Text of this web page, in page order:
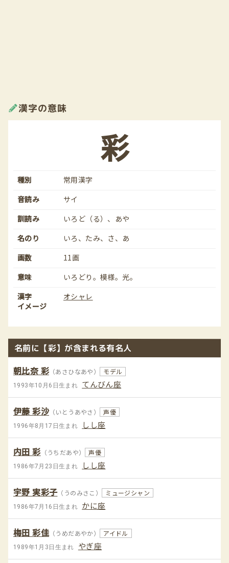
漢字の意味
彩
種別
常用漢字
音読み
サイ
訓読み
いろど（る）、あや
名のり
いろ、たみ、さ、あ
画数
11画
意味
いろどり。模様。光。
漢字
イメージ
オシャレ
名前に【彩】が含まれる有名人
朝比奈 彩（あさひなあや） モデル
1993年10月6日生まれ てんびん座
伊藤 彩沙（いとうあやさ） 声優
1996年8月17日生まれ しし座
内田 彩（うちだあや） 声優
1986年7月23日生まれ しし座
宇野 実彩子（うのみさこ） ミュージシャン
1986年7月16日生まれ かに座
梅田 彩佳 （うめだあやか） アイドル
1989年1月3日生まれ やぎ座